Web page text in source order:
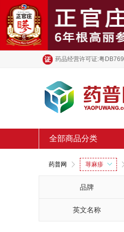
药品经营许可证:粤
全部商品分类
药普网 荨麻疹
品牌
英文名称